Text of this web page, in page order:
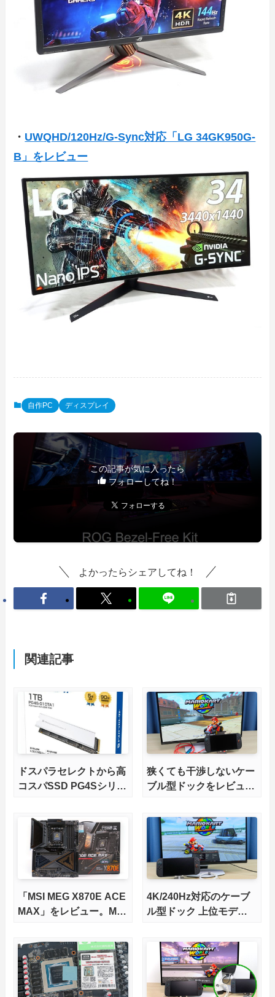
・ UWQHD/120Hz/G-Sync対応「LG 34GK950G-
B」をレビュー
自作PC ディスプレイ
この記事が気に入ったら
フォローしてね！
よかったらシェアしてね！
関連記事
ドスパラセレクトから高
コスパSSD PG4Sシリー
狭くても干渉しないケー
ブル型ドックをレビュ
「MSI MEG X870E ACE
MAX」をレビュー。M.2
版X870Eマザーボードを
徹底検証
4K/240Hz対応のケーブ
ル型ドック 上位モデル
ゲーミングノートPCの
併用にオススメ！